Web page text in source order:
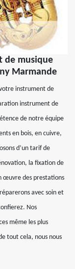
de musique
Marmande
instrument de
instrument de
de notre équipe
en bois, en cuivre,
d’un tarif de
la fixation de
œuvre des prestations
avec soin et
Nos
même les plus
tout cela, nous nous